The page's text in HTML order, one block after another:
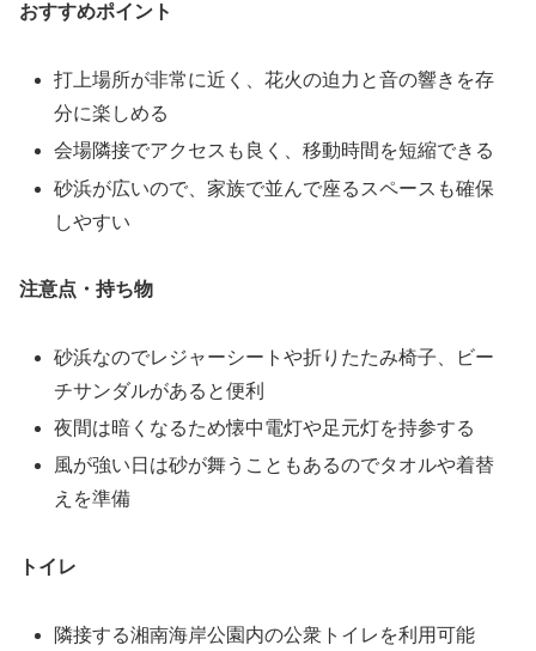
おすすめポイント
打上場所が非常に近く、花火の迫力と音の響きを存
分に楽しめる
会場隣接でアクセスも良く、移動時間を短縮できる
砂浜が広いので、家族で並んで座るスペースも確保
しやすい
注意点・持ち物
砂浜なのでレジャーシートや折りたたみ椅子、ビー
チサンダルがあると便利
夜間は暗くなるため懐中電灯や足元灯を持参する
風が強い日は砂が舞うこともあるのでタオルや着替
えを準備
トイレ
隣接する湘南海岸公園内の公衆トイレを利用可能